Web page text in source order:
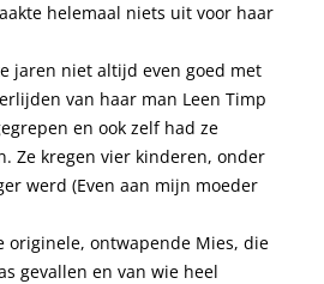
helemaal niets uit voor haar
jaren niet altijd even goed met
van haar man Leen Timp
en ook zelf had ze
Ze kregen vier kinderen, onder
werd (Even aan mijn moeder
originele, ontwapende Mies, die
gevallen en van wie heel